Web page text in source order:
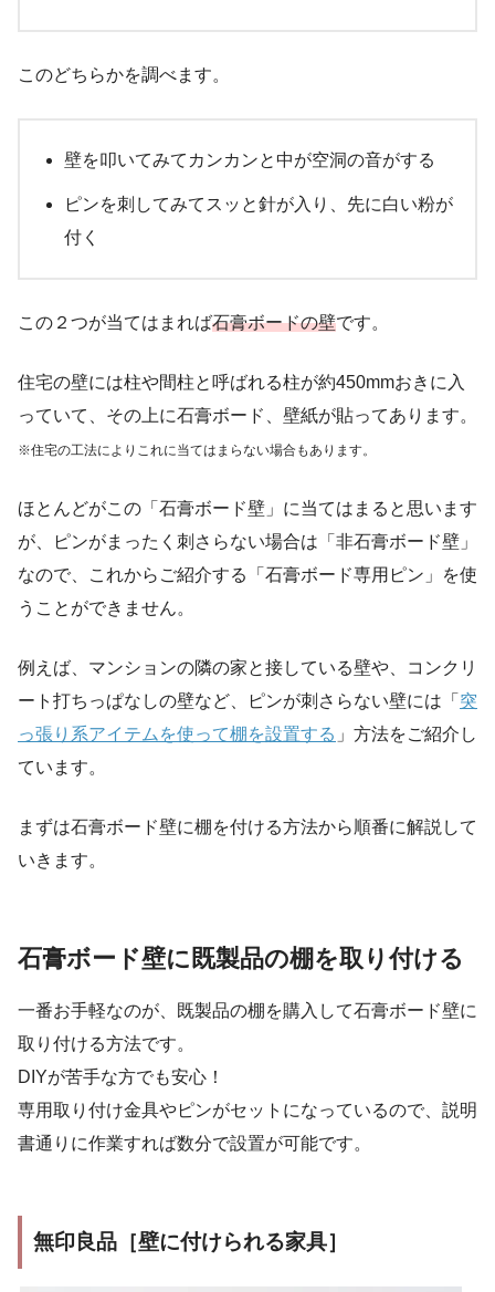
このどちらかを調べます。
壁を叩いてみてカンカンと中が空洞の音がする
ピンを刺してみてスッと針が入り、先に白い粉が
付く
この２つが当てはまれば石膏ボードの壁です。
住宅の壁には柱や間柱と呼ばれる柱が約450mmおきに入
っていて、その上に石膏ボード、壁紙が貼ってあります。
※住宅の工法によりこれに当てはまらない場合もあります。
ほとんどがこの「石膏ボード壁」に当てはまると思います
が、ピンがまったく刺さらない場合は「非石膏ボード壁」
なので、これからご紹介する「石膏ボード専用ピン」を使
うことができません。
例えば、マンションの隣の家と接している壁や、コンクリ
ート打ちっぱなしの壁など、ピンが刺さらない壁には「 突
っ張り系アイテムを使って棚を設置する 」方法をご紹介し
ています。
まずは石膏ボード壁に棚を付ける方法から順番に解説して
いきます。
石膏ボード壁に既製品の棚を取り付ける
一番お手軽なのが、既製品の棚を購入して石膏ボード壁に
取り付ける方法です。
DIYが苦手な方でも安心！
専用取り付け金具やピンがセットになっているので、説明
書通りに作業すれば数分で設置が可能です。
無印良品［壁に付けられる家具］